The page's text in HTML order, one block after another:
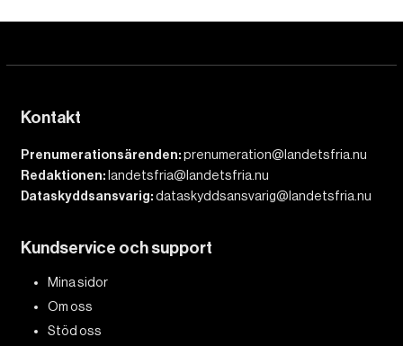
Kontakt
Prenumerationsärenden:prenumeration@landetsfria.nu
Redaktionen: landetsfria@landetsfria.nu
Dataskyddsansvarig:dataskyddsansvarig@landetsfria.nu
Kundservice och support
Mina sidor
Om oss
Stöd oss